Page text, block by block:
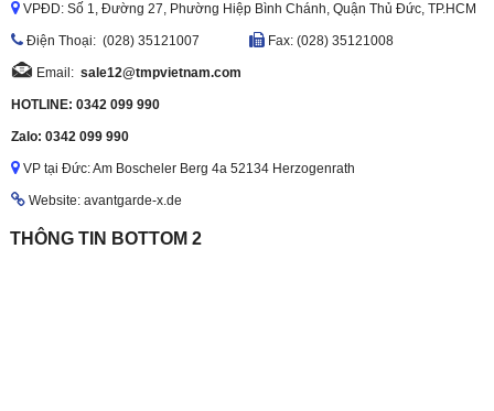
VPĐD: Số 1, Đường 27, Phường Hiệp Bình Chánh, Quận Thủ Đức, TP.HCM
Ðiện Thoại: (028) 35121007 Fax: (028) 35121008
Email: sale12@tmpvietnam.com
HOTLINE: 0342 099 990
Zalo: 0342 099 990
VP tại Đức: Am Boscheler Berg 4a 52134 Herzogenrath
Website: avantgarde-x.de
THÔNG TIN BOTTOM 2